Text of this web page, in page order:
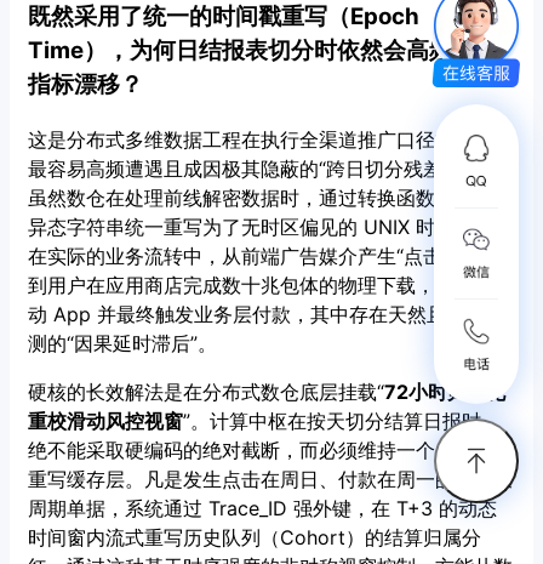
既然采用了统一的时间戳重写（Epoch
Time），为何日结报表切分时依然会高频爆发
指标漂移？
这是分布式多维数据工程在执行全渠道推广口径排障时，
最容易高频遭遇且成因极其隐蔽的“跨日切分残差偏离”。
虽然数仓在处理前线解密数据时，通过转换函数将所有的
异态字符串统一重写为了无时区偏见的 UNIX 时间戳，但
在实际的业务流转中，从前端广告媒介产生“点击信令”，
到用户在应用商店完成数十兆包体的物理下载，再到冷启
动 App 并最终触发业务层付款，其中存在天然且不可预
测的“因果延时滞后”。
硬核的长效解法是在分布式数仓底层挂载“72小时归一化
重校滑动风控视窗”。计算中枢在按天切分结算日报时，
绝不能采取硬编码的绝对截断，而必须维持一个多维动态
重写缓存层。凡是发生点击在周日、付款在周一的高决策
周期单据，系统通过 Trace_ID 强外键，在 T+3 的动态
时间窗内流式重写历史队列（Cohort）的结算归属分